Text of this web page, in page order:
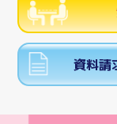
資料請